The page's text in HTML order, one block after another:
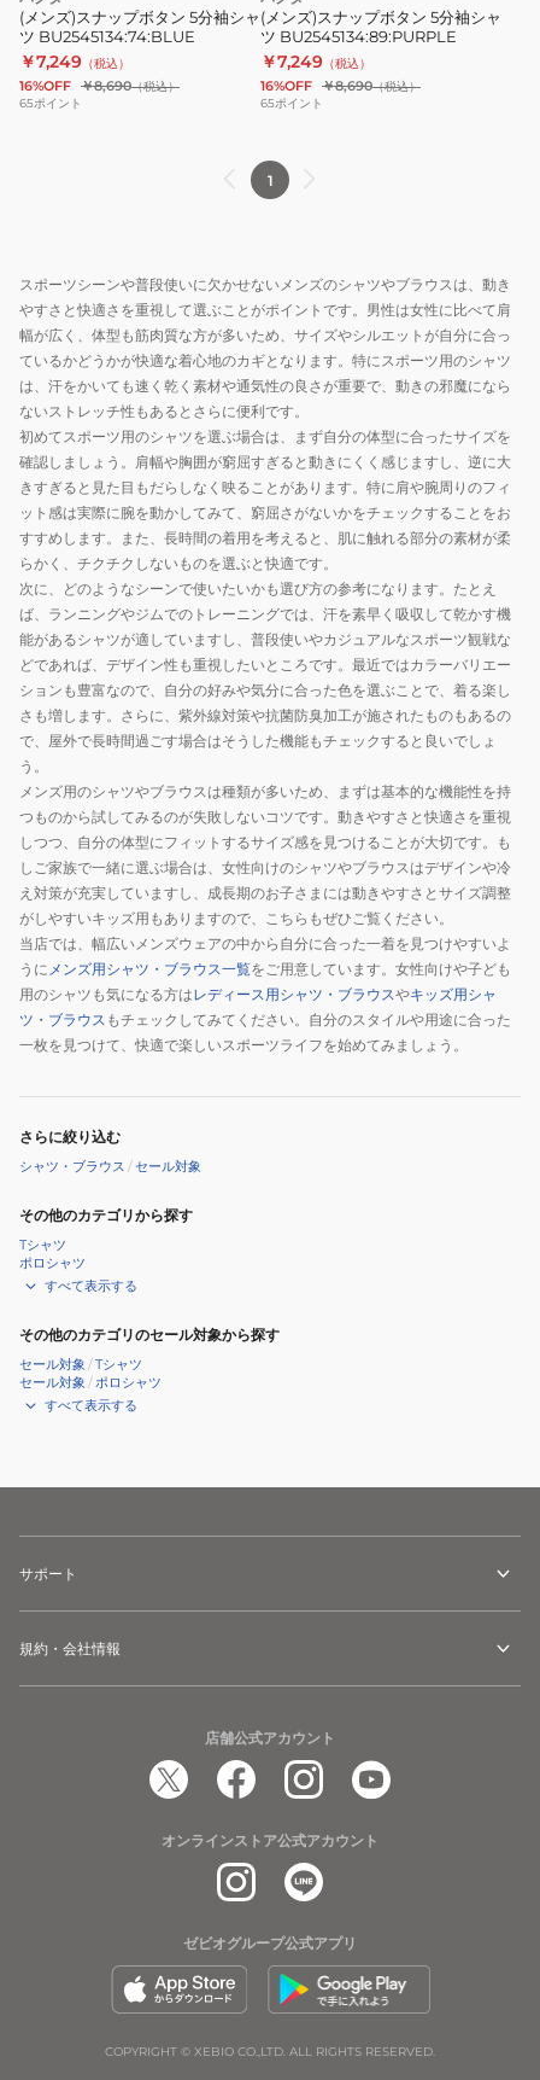
5
分
袖
シ
(メンズ)スナップボタン 5分袖シャ
ツ BU2545134:74:BLUE
￥7,249 （税込）
16%OFF ￥8,690（税込）
65ポイント
5
分
袖
シ
ツ
BU2545134:89:PURPLE
(メンズ)スナップボタン 5分袖シャ
ツ BU2545134:89:PURPLE
￥7,249 （税込）
16%OFF ￥8,690（税込）
65ポイント
1
スポーツシーンや普段使いに欠かせないメンズのシャツやブラウスは、動き
やすさと快適さを重視して選ぶことがポイントです。男性は女性に比べて肩
幅が広く、体型も筋肉質な方が多いため、サイズやシルエットが自分に合っ
ているかどうかが快適な着心地のカギとなります。特にスポーツ用のシャツ
は、汗をかいても速く乾く素材や通気性の良さが重要で、動きの邪魔になら
ないストレッチ性もあるとさらに便利です。
初めてスポーツ用のシャツを選ぶ場合は、まず自分の体型に合ったサイズを
確認しましょう。肩幅や胸囲が窮屈すぎると動きにくく感じますし、逆に大
きすぎると見た目もだらしなく映ることがあります。特に肩や腕周りのフィ
ット感は実際に腕を動かしてみて、窮屈さがないかをチェックすることをお
すすめします。また、長時間の着用を考えると、肌に触れる部分の素材が柔
らかく、チクチクしないものを選ぶと快適です。
次に、どのようなシーンで使いたいかも選び方の参考になります。たとえ
ば、ランニングやジムでのトレーニングでは、汗を素早く吸収して乾かす機
能があるシャツが適していますし、普段使いやカジュアルなスポーツ観戦な
どであれば、デザイン性も重視したいところです。最近ではカラーバリエー
ションも豊富なので、自分の好みや気分に合った色を選ぶことで、着る楽し
さも増します。さらに、紫外線対策や抗菌防臭加工が施されたものもあるの
で、屋外で長時間過ごす場合はそうした機能もチェックすると良いでしょ
う。
メンズ用のシャツやブラウスは種類が多いため、まずは基本的な機能性を持
つものから試してみるのが失敗しないコツです。動きやすさと快適さを重視
しつつ、自分の体型にフィットするサイズ感を見つけることが大切です。も
しご家族で一緒に選ぶ場合は、女性向けのシャツやブラウスはデザインや冷
え対策が充実していますし、成長期のお子さまには動きやすさとサイズ調整
がしやすいキッズ用もありますので、こちらもぜひご覧ください。
当店では、幅広いメンズウェアの中から自分に合った一着を見つけやすいよ
うに メンズ用シャツ・ブラウス一覧をご用意しています。女性向けや子ども
用のシャツも気になる方はレディース用シャツ・ブラウスやキッズ用シャ
ツ・ブラウス もチェックしてみてください。自分のスタイルや用途に合った
一枚を見つけて、快適で楽しいスポーツライフを始めてみましょう。
さらに絞り込む
シャツ・ブラウス /セール対象
その他のカテゴリから探す
Tシャツ
ポロシャツ
すべて表示する
その他のカテゴリのセール対象から探す
セール対象 /Tシャツ
セール対象 /ポロシャツ
すべて表示する
サポート
規約・会社情報
店舗公式アカウント
オンラインストア公式アカウント
ゼビオグループ公式アプリ
COPYRIGHT © XEBIO CO.,LTD. ALL RIGHTS RESERVED.